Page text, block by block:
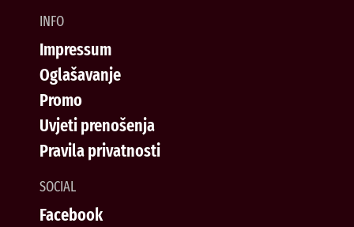
INFO
Impressum
Oglašavanje
Promo
Uvjeti prenošenja
Pravila privatnosti
SOCIAL
Facebook